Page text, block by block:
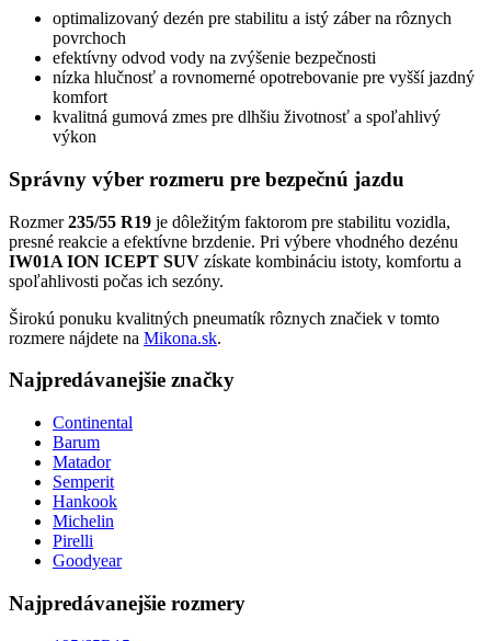
optimalizovaný dezén pre stabilitu a istý záber na rôznych
povrchoch
efektívny odvod vody na zvýšenie bezpečnosti
nízka hlučnosť a rovnomerné opotrebovanie pre vyšší jazdný
komfort
kvalitná gumová zmes pre dlhšiu životnosť a spoľahlivý
výkon
Správny výber rozmeru pre bezpečnú jazdu
Rozmer235/55 R19 je dôležitým faktorom pre stabilitu vozidla,
presné reakcie a efektívne brzdenie. Pri výbere vhodného dezénu
IW01A ION ICEPT SUV získate kombináciu istoty, komfortu a
spoľahlivosti počas ich sezóny.
Širokú ponuku kvalitných pneumatík rôznych značiek v tomto
rozmere nájdete na Mikona.sk.
Najpredávanejšie značky
Continental
Barum
Matador
Semperit
Hankook
Michelin
Pirelli
Goodyear
Najpredávanejšie rozmery